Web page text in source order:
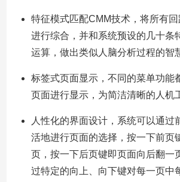
特征模式匹配CMM技术，将所有
进行综合，并和系统预设的几十条
运算，做出类似人脑分析过程的智
标签式页面显示，不同的菜单功能
页面进行显示，为简洁清晰的人机
人性化的界面设计，系统可以通过
活地进行页面的选择，按一下前页
页，按一下后页键即页面向后翻一
过特定的向上、向下键对每一页中